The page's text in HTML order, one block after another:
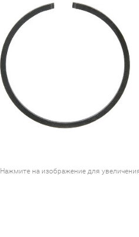
Нажмите на изображение для